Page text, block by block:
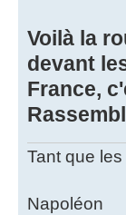
Voilà la
devant
France,
Tant que
Napoléon